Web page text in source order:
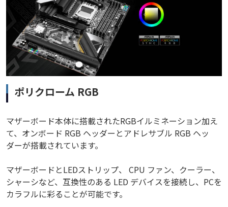
ポリクローム RGB
マザーボード本体に搭載されたRGBイルミネーション加え
て、オンボード RGB ヘッダーとアドレサブル RGB ヘッ
ダーが搭載されています。
マザーボードとLEDストリップ、 CPU ファン、クーラー、
シャーシなど、互換性のある LED デバイスを接続し、PCを
カラフルに彩ることが可能です。